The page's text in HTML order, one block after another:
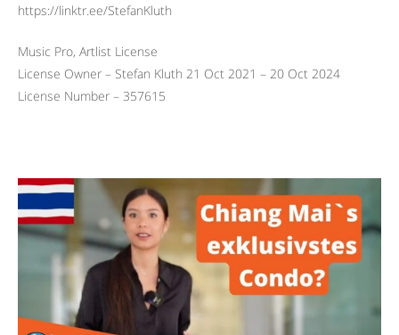
https://linktr.ee/StefanKluth
Music Pro, Artlist License
License Owner – Stefan Kluth 21 Oct 2021 – 20 Oct 2024
License Number – 357615